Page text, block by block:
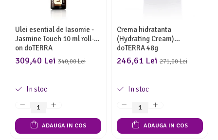
Ulei esential de Iasomie -
Jasmine Touch 10 ml roll-
on doTERRA
340,00 Lei
309,40 Lei
In stoc
ADAUGA IN COS
Crema hidratanta
(Hydrating Cream)
doTERRA 48g
271,00 Lei
246,61 Lei
In stoc
ADAUGA IN COS